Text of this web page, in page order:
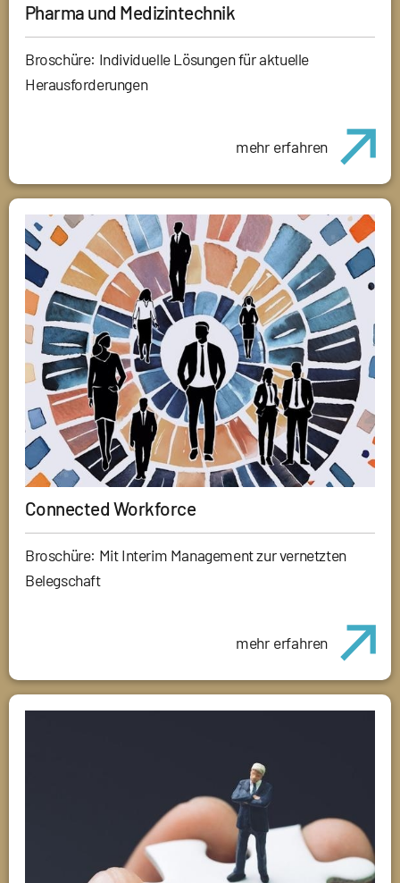
Pharma und Medizintechnik
Broschüre: Individuelle Lösungen für aktuelle
Herausforderungen
mehr erfahren
Connected Workforce
Broschüre: Mit Interim Management zur vernetzten
Belegschaft
mehr erfahren